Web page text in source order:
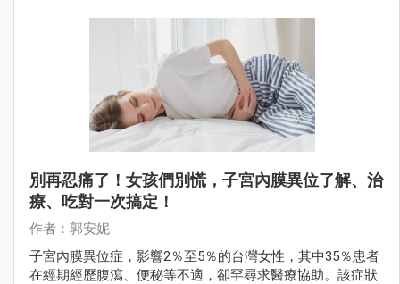
別再忍痛了！女孩們別慌，子宮內膜異位了解、治
療、吃對一次搞定！
作者：郭安妮
子宮內膜異位症，影響2％至5％的台灣女性，其中35％患者
在經期經歷腹瀉、便秘等不適，卻罕尋求醫療協助。該症狀